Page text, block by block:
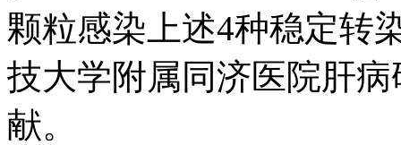
颗粒感染上述4种稳定转
技大学附属同济医院肝
献。